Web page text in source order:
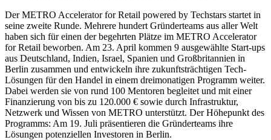
Der METRO Accelerator for Retail powered by Techstars startet in
seine zweite Runde. Mehrere hundert Gründerteams aus aller Welt
haben sich für einen der begehrten Plätze im METRO Accelerator
for Retail beworben. Am 23. April kommen 9 ausgewählte Start-ups
aus Deutschland, Indien, Israel, Spanien und Großbritannien in
Berlin zusammen und entwickeln ihre zukunftsträchtigen Tech-
Lösungen für den Handel in einem dreimonatigen Programm weiter.
Dabei werden sie von rund 100 Mentoren begleitet und mit einer
Finanzierung von bis zu 120.000 € sowie durch Infrastruktur,
Netzwerk und Wissen von METRO unterstützt. Der Höhepunkt des
Programms: Am 19. Juli präsentieren die Gründerteams ihre
Lösungen potenziellen Investoren in Berlin.